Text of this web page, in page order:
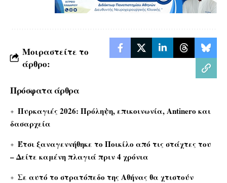
Μοιραστείτε το
άρθρο:
Πρόσφατα άρθρα
Πυρκαγιές 2026: Πρόληψη, επικοινωνία, Antinero και
δασαρχεία
Έτσι ξαναγεννήθηκε το Ποικίλο από τις στάχτες του
– Δείτε καμένη πλαγιά πριν 4 χρόνια
Σε αυτό το στρατόπεδο της Αθήνας θα χτιστούν